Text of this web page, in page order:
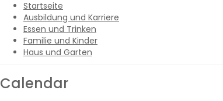
Skip
content
Startseite
Ausbildung und Karriere
Essen und Trinken
Familie und Kinder
Haus und Garten
Calendar